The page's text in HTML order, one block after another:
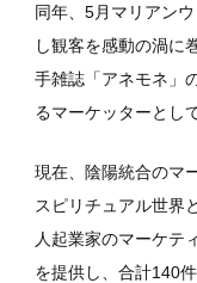
同年、5月マリアン
し観客を感動の渦に
手雑誌「アネモネ」
るマーケッターとし
現在、陰陽統合のマ
スピリチュアル世界
人起業家のマーケテ
を提供し、合計140